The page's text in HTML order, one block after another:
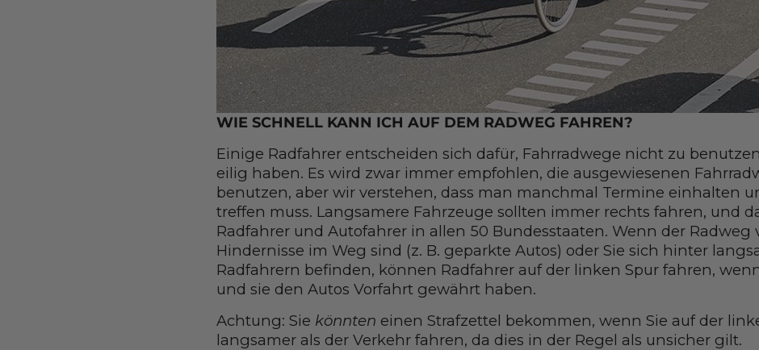
WIE SCHNELL KANN ICH AUF DEM RADWEG FAHREN?
Einige Radfahrer entscheiden sich dafür, Fahrradwege nicht zu
eilig haben. Es wird zwar immer empfohlen, die ausgewiesenen
benutzen, aber wir verstehen, dass man manchmal Termine einhalten
treffen muss. Langsamere Fahrzeuge sollten immer rechts fahren, und
Radfahrer und Autofahrer in allen 50 Bundesstaaten. Wenn der Radweg
Hindernisse im Weg sind (z. B. geparkte Autos) oder Sie sich hinter
Radfahrern befinden, können Radfahrer auf der linken Spur fahren,
und sie den Autos Vorfahrt gewährt haben.
Achtung: Sie könnten einen Strafzettel bekommen, wenn Sie auf der
langsamer als der Verkehr fahren, da dies in der Regel als unsicher gilt.